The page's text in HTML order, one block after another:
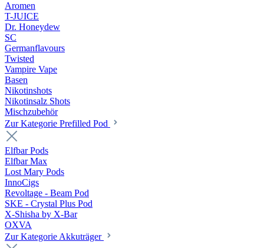
Aromen
T-JUICE
Dr. Honeydew
SC
Germanflavours
Twisted
Vampire Vape
Basen
Nikotinshots
Nikotinsalz Shots
Mischzubehör
Zur Kategorie Prefilled Pod
Elfbar Pods
Elfbar Max
Lost Mary Pods
InnoCigs
Revoltage - Beam Pod
SKE - Crystal Plus Pod
X-Shisha by X-Bar
OXVA
Zur Kategorie Akkuträger